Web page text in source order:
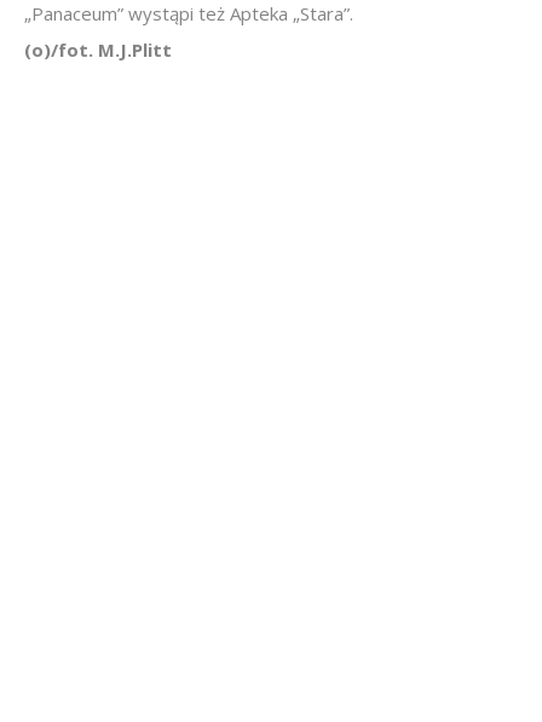
„Panaceum” wystąpi też Apteka „Stara”.
(o)/fot. M.J.Plitt